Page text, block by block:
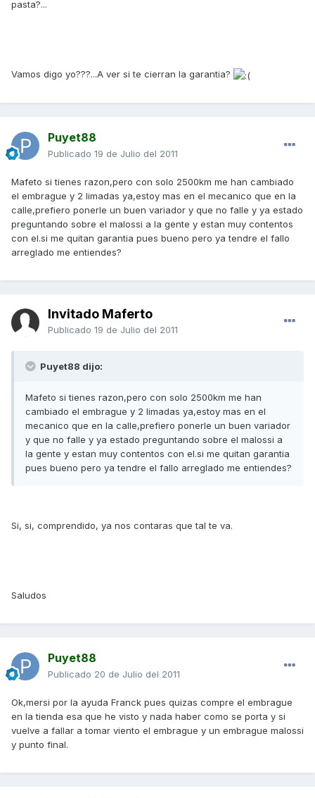
pasta?...
Vamos digo yo???...A ver si te cierran la garantia?
Puyet88
Publicado 19 de Julio del 2011
Mafeto si tienes razon,pero con solo 2500km me han cambiado
el embrague y 2 limadas ya,estoy mas en el mecanico que en la
calle,prefiero ponerle un buen variador y que no falle y ya estado
preguntando sobre el malossi a la gente y estan muy contentos
con el.si me quitan garantia pues bueno pero ya tendre el fallo
arreglado me entiendes?
Invitado Maferto
Publicado 19 de Julio del 2011
Puyet88 dijo:
Mafeto si tienes razon,pero con solo 2500km me han
cambiado el embrague y 2 limadas ya,estoy mas en el
mecanico que en la calle,prefiero ponerle un buen variador
y que no falle y ya estado preguntando sobre el malossi a
la gente y estan muy contentos con el.si me quitan garantia
pues bueno pero ya tendre el fallo arreglado me entiendes?
Si, si, comprendido, ya nos contaras que tal te va.
Saludos
Puyet88
Publicado 20 de Julio del 2011
Ok,mersi por la ayuda Franck pues quizas compre el embrague
en la tienda esa que he visto y nada haber como se porta y si
vuelve a fallar a tomar viento el embrague y un embrague malossi
y punto final.